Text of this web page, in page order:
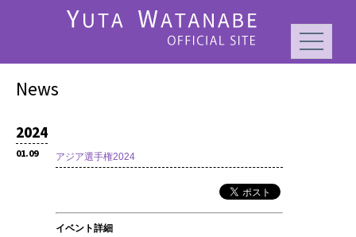
News
2024
01.09 アジア選手権2024
イベント詳細